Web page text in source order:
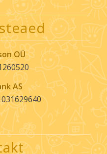
OÜ
AS